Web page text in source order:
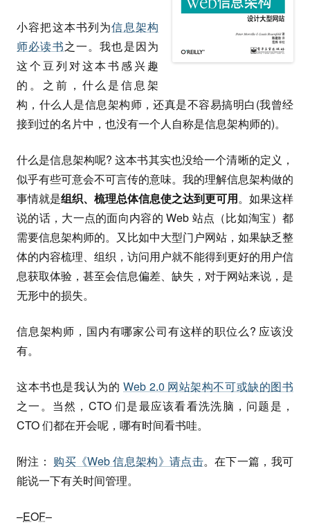
小容把这本书列为信息架构
师必读书之一。我也是因为
这个豆列对这本书感兴趣
的。之前，什么是信息架
构，什么人是信息架构师，还真是不容易搞明白(我曾经
接到过的名片中，也没有一个人自称是信息架构师的)。
什么是信息架构呢? 这本书其实也没给一个清晰的定义，
似乎有些可意会不可言传的意味。我的理解信息架构做的
事情就是组织、梳理总体信息使之达到更可用。如果这样
说的话，大一点的面向内容的 Web 站点（比如淘宝）都
需要信息架构师的。又比如中大型门户网站，如果缺乏整
体的内容梳理、组织，访问用户就不能得到更好的用户信
息获取体验，甚至会信息偏差、缺失，对于网站来说，是
无形中的损失。
信息架构师，国内有哪家公司有这样的职位么? 应该没
有。
这本书也是我认为的 Web 2.0 网站架构不可或缺的图书
之一。当然，CTO 们是最应该看看洗洗脑，问题是，
CTO 们都在开会呢，哪有时间看书哇。
附注： 购买《Web 信息架构》请点击。在下一篇，我可
能说一下有关时间管理。
–EOF–